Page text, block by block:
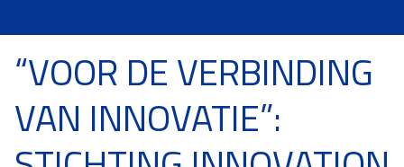
“VOOR DE VERBINDING
VAN INNOVATIE”: